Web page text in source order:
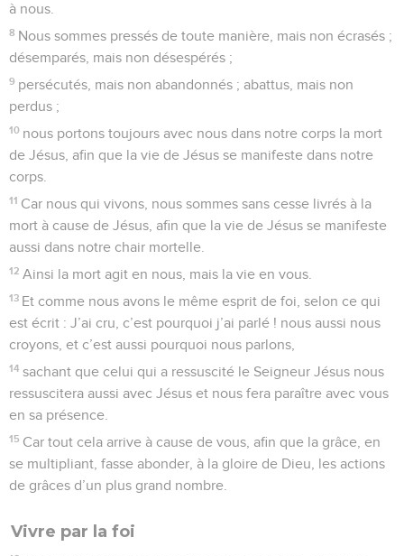
à nous.
8 Nous sommes pressés de toute manière, mais non écrasés ;
désemparés, mais non désespérés ;
9 persécutés, mais non abandonnés ; abattus, mais non
perdus ;
10 nous portons toujours avec nous dans notre corps la mort
de Jésus, afin que la vie de Jésus se manifeste dans notre
corps.
11 Car nous qui vivons, nous sommes sans cesse livrés à la
mort à cause de Jésus, afin que la vie de Jésus se manifeste
aussi dans notre chair mortelle.
12 Ainsi la mort agit en nous, mais la vie en vous.
13 Et comme nous avons le même esprit de foi, selon ce qui
est écrit : J’ai cru, c’est pourquoi j’ai parlé ! nous aussi nous
croyons, et c’est aussi pourquoi nous parlons,
14 sachant que celui qui a ressuscité le Seigneur Jésus nous
ressuscitera aussi avec Jésus et nous fera paraître avec vous
en sa présence.
15 Car tout cela arrive à cause de vous, afin que la grâce, en
se multipliant, fasse abonder, à la gloire de Dieu, les actions
de grâces d’un plus grand nombre.
Vivre par la foi